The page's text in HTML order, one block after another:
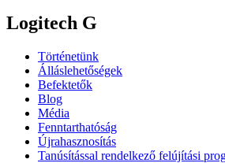
Logitech G
Történetünk
Álláslehetőségek
Befektetők
Blog
Média
Fenntarthatóság
Újrahasznosítás
Tanúsítással rendelkező felújítási